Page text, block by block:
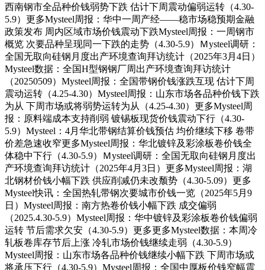
西南钢市全品种价钱弱势下跌 估计下周震动偏弱运转（4.30-
5.9）更多Mysteel周报：华中一周产经——稳市场稳预期金融
政策发布 周内区域市场价钱震动下跌Mysteel周报：一周钢市
概览 次要品种呈现同一下跌的走势（4.30-5.9）Ｍysteel调研：
全国无取向硅钢月度出产环境查询拜访统计（2025年3月4日）
Mysteel数据：全国H型钢钢厂周出产环境查询拜访统计
（20250509）Mysteel周报：全国带钢价钱涨跌互现 估计下周
震动运转（4.25-4.30）Mysteel周报：山东市场各品种价钱下跌
为从 下周市场或将弱势运转为从（4.25-4.30）更多Mysteel周
报：原料端成本支持削弱 镀锡板现货价钱震动下行（4.30-
5.9）Mysteel：4月华北带钢结算价钱预估 均价继续下移 卷带
价差急速收窄更多Mysteel周报：华北镀锌及彩涂板卷价钱全
体稳中下行（4.30-5.9）Ｍysteel调研：全国无取向硅钢月度出
产环境查询拜访统计（2025年4月3日）更多Mysteel周报：湖
北钢材价钱小幅下跌 供应削减仍未改颓势（4.30-5.09）更多
Mysteel快讯：全国热轧带钢次要城市价钱一览（2025年5月9
日）Mysteel周报：南方热卷价钱小幅下跌 成交偏弱
（2025.4.30-5.9）Mysteel周报：华中镀锌及彩涂板卷价钱偏弱
运转 节后需求欠安（4.30-5.9）更多更多Mysteel数据：本周冷
轧板卷库存节后上涨 冷轧市场价钱继续走弱（4.30-5.9）
Mysteel周报：山东市场各品种价钱继续小幅下跌 下周市场或
将承压下行（4.30-5.9）Mysteel周报：全国中厚板价钱窄幅震